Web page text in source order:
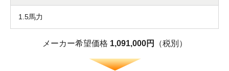
1.5馬力
メーカー希望価格 1,091,000円 （税別）